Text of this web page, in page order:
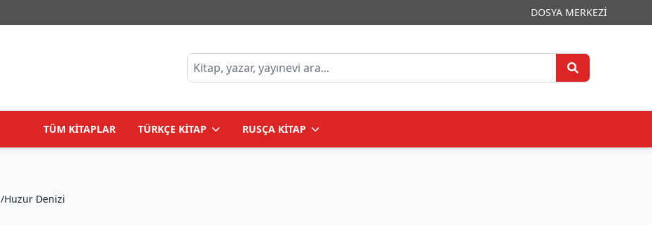
DOSYA MERKEZİ
TÜM KİTAPLAR TÜRKÇE KİTAP RUSÇA KİTAP
Море спокойствия /Huzur Denizi